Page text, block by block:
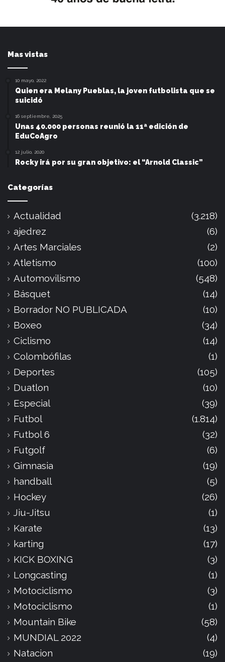
Mas vistas
10 mayo, 2022
Quien era Melany Pueblas, la joven futbolista que se
suicidó
16 septiembre, 2025
Unas 40.000 personas reunió la 11ª edición de
EduCoAgro
12 julio, 2020
Rocky irá por su gran objetivo: el “Arnold Classic”
Categorías
Actualidad
(3.218)
ajedrez
(6)
Artes Marciales
(2)
Atletismo
(100)
Automovilismo
(548)
Básquet
(14)
Borrador NO PUBLICADA
(10)
Boxeo
(34)
Ciclismo
(14)
Colombófilas
(1)
Deportes
(105)
Duatlon
(10)
Especial
(39)
Futbol
(1.814)
Futbol 6
(32)
Futgolf
(6)
Gimnasia
(19)
handball
(5)
Hockey
(26)
Jiu-Jitsu
(1)
Karate
(13)
karting
(17)
KICK BOXING
(3)
Longcasting
(1)
Motociclismo
(3)
Motociclismo
(1)
Mountain Bike
(58)
MUNDIAL 2022
(4)
Natacion
(19)